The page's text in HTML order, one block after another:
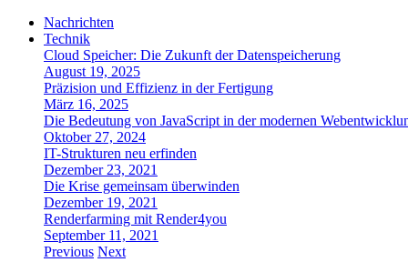
Nachrichten
Technik
Cloud Speicher: Die Zukunft der Datenspeicherung
August 19, 2025
Präzision und Effizienz in der Fertigung
März 16, 2025
Die Bedeutung von JavaScript in der modernen
Oktober 27, 2024
IT-Strukturen neu erfinden
Dezember 23, 2021
Die Krise gemeinsam überwinden
Dezember 19, 2021
Renderfarming mit Render4you
September 11, 2021
Previous Next